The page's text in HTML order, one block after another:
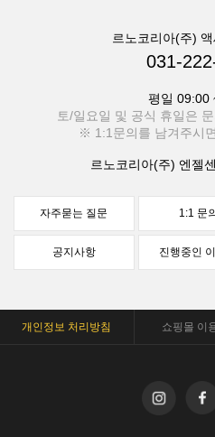
르노코리아(주)
031-
평일 09:00
토/일요일 및 공식 휴일은
※ 1:1문의를 남겨주시
르노코리아(주) 엔젤
자주묻는 질문 1:1 문의
공지사항 진행중인
개인정보 처리방침 쇼핑몰 이